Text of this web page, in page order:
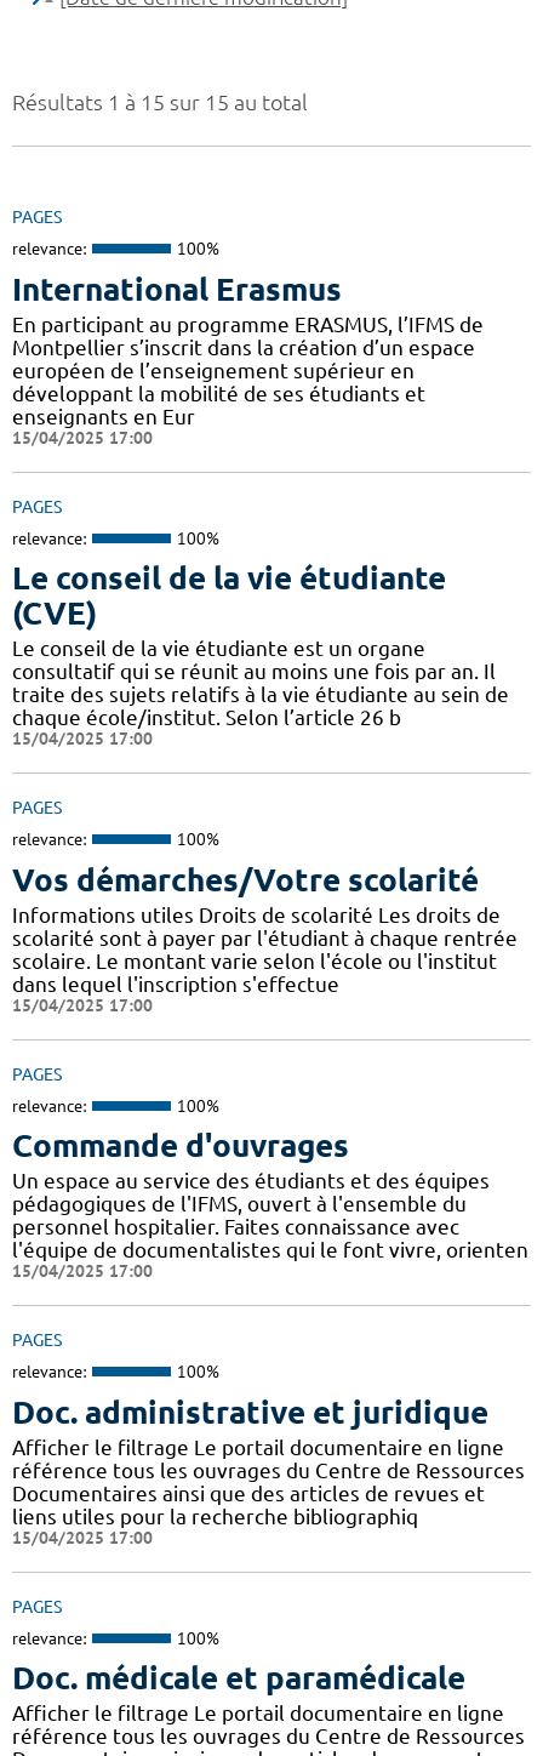
Résultats 1 à 15 sur 15 au total
PAGES
relevance: 100%
International Erasmus
En participant au programme ERASMUS, l’IFMS de
Montpellier s’inscrit dans la création d’un espace
européen de l’enseignement supérieur en
développant la mobilité de ses étudiants et
enseignants en Eur
15/04/2025 17:00
PAGES
relevance: 100%
Le conseil de la vie étudiante
(CVE)
Le conseil de la vie étudiante est un organe
consultatif qui se réunit au moins une fois par an. Il
traite des sujets relatifs à la vie étudiante au sein de
chaque école/institut. Selon l’article 26 b
15/04/2025 17:00
PAGES
relevance: 100%
Vos démarches/Votre scolarité
Informations utiles Droits de scolarité Les droits de
scolarité sont à payer par l'étudiant à chaque rentrée
scolaire. Le montant varie selon l'école ou l'institut
dans lequel l'inscription s'effectue
15/04/2025 17:00
PAGES
relevance: 100%
Commande d'ouvrages
Un espace au service des étudiants et des équipes
pédagogiques de l'IFMS, ouvert à l'ensemble du
personnel hospitalier. Faites connaissance avec
l'équipe de documentalistes qui le font vivre, orienten
15/04/2025 17:00
PAGES
relevance: 100%
Doc. administrative et juridique
Afficher le filtrage Le portail documentaire en ligne
référence tous les ouvrages du Centre de Ressources
Documentaires ainsi que des articles de revues et
liens utiles pour la recherche bibliographiq
15/04/2025 17:00
PAGES
relevance: 100%
Doc. médicale et paramédicale
Afficher le filtrage Le portail documentaire en ligne
référence tous les ouvrages du Centre de Ressources